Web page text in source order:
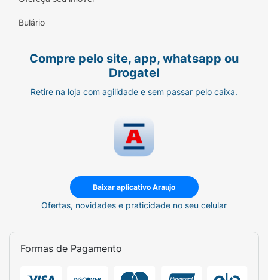
Cenoura & Bronze FPS 50
mão a proteção que você e sua família
Bulário
Compre pelo site, app, whatsapp ou
Drogatel
Retire na loja com agilidade e sem passar pelo caixa.
Baixar aplicativo Araujo
Ofertas, novidades e praticidade no seu celular
Formas de Pagamento